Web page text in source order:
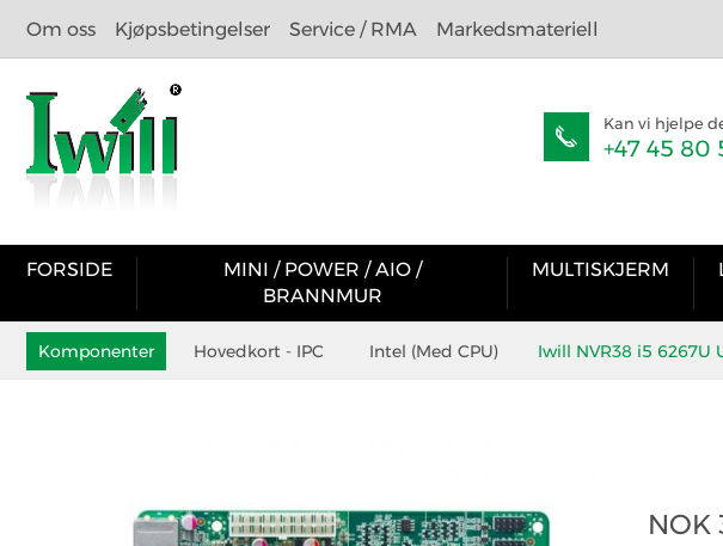
Om oss Kjøpsbetingelser Service / RMA Markedsmateriell
Kan vi hjelpe
+47 45 80
FORSIDE
MINI / POWER / AIO /
BRANNMUR
MULTISKJERM
Komponenter Hovedkort - IPC Intel (Med CPU) Iwill NVR38 i5 6267U
NOK